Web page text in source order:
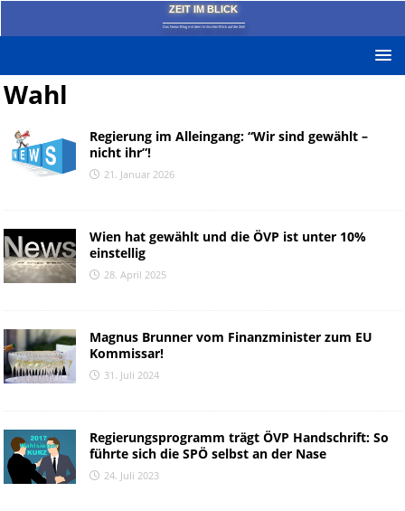
ZEIT IM BLICK
Das News-Blog mit dem kritischen Blick auf die Zeit!
Wahl
Regierung im Alleingang: “Wir sind gewählt –
nicht ihr”!
21. Januar 2026
Wien hat gewählt und die ÖVP ist unter 10%
einstellig
28. April 2025
Magnus Brunner vom Finanzminister zum EU
Kommissar!
31. Juli 2024
Regierungsprogramm trägt ÖVP Handschrift: So
führte sich die SPÖ selbst an der Nase
24. Juli 2023